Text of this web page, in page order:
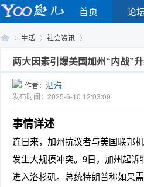
首页 论
生活
›
社会资讯
两大因素引爆美国加州“内战”
作者： 泗海
发布时间：2025-6-10 12:03:09
事情详述
连日来，加州抗议者与美国联邦
发生大规模冲突。9日，加州起
进入洛杉矶。总统特朗普称如果